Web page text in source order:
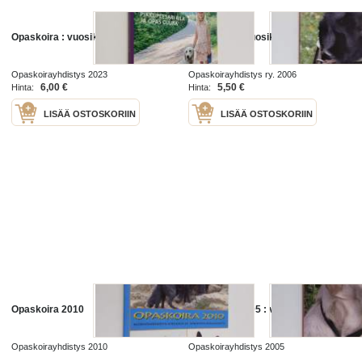
Opaskoira : vuosikirja 2022
Opaskoirayhdistys 2023
Hinta:
6,00 €
LISÄÄ OSTOSKORIIN
Opaskoira : vuosikirja 2006
Opaskoirayhdistys ry. 2006
Hinta:
5,50 €
LISÄÄ OSTOSKORIIN
Opaskoira 2010
Opaskoirayhdistys 2010
Opaskoira 2005 : vuosikirja
Opaskoirayhdistys 2005